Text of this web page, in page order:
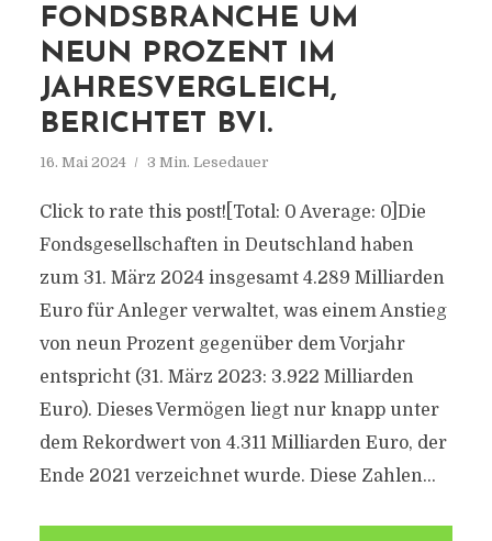
FONDSBRANCHE UM
NEUN PROZENT IM
JAHRESVERGLEICH,
BERICHTET BVI.
16. Mai 2024 3 Min. Lesedauer
Click to rate this post![Total: 0 Average: 0]Die
Fondsgesellschaften in Deutschland haben
zum 31. März 2024 insgesamt 4.289 Milliarden
Euro für Anleger verwaltet, was einem Anstieg
von neun Prozent gegenüber dem Vorjahr
entspricht (31. März 2023: 3.922 Milliarden
Euro). Dieses Vermögen liegt nur knapp unter
dem Rekordwert von 4.311 Milliarden Euro, der
Ende 2021 verzeichnet wurde. Diese Zahlen...